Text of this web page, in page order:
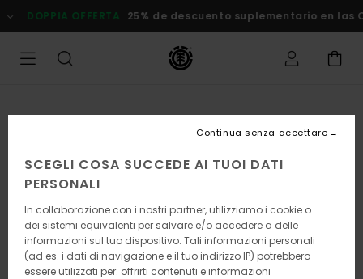
alle
informazioni
prodotto
OFFERTA 25% de descuento suplementario en las
SCEGLI COSA SUCCEDE AI TUOI DATI
PERSONALI
In collaborazione con i nostri partner, utilizziamo i cookie o
dei sistemi equivalenti per salvare e/o accedere a delle
informazioni sul tuo dispositivo. Tali informazioni personali
(ad es. i dati di navigazione e il tuo indirizzo IP) potrebbero
essere utilizzati per: offrirti contenuti e informazioni
Continua senza accettare